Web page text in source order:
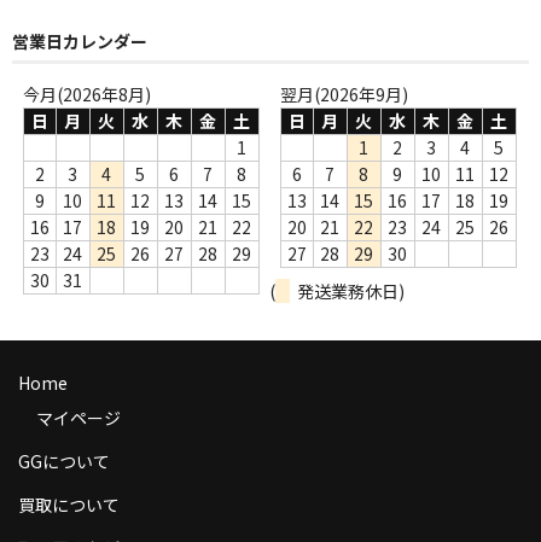
Webのみ no.1
Webのみ no.2
Webのみ no.4
売り切れ
Help
送料
商品の発送
返品
営業日カレンダー
今月(2026年8月)
日
月 火 水 木 金
土
1
2
3 4 5 6 7
8
9
10 11 12 13 14
15
16
17 18 19 20 21
22
23
24 25 26 27 28
29
30
31
翌月(2026年9月)
日
月 火 水 木 金
土
1
2 3 4
5
6
7 8 9 10 11
12
13
14 15 16 17 18
19
20
21 22 23 24 25
26
27
28 29
30
(
発送業務休日)
Home
マイページ
GGについて
買取について